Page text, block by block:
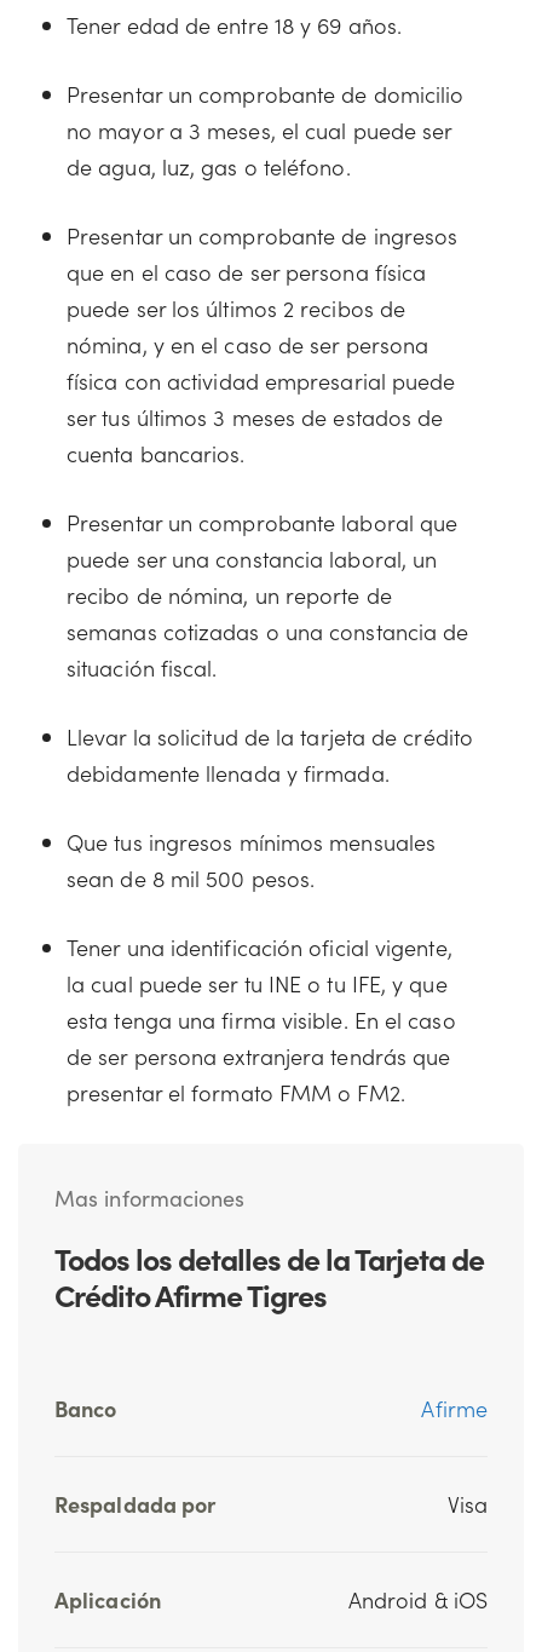
Tener edad de entre 18 y 69 años.
Presentar un comprobante de domicilio
no mayor a 3 meses, el cual puede ser
de agua, luz, gas o teléfono.
Presentar un comprobante de ingresos
que en el caso de ser persona física
puede ser los últimos 2 recibos de
nómina, y en el caso de ser persona
física con actividad empresarial puede
ser tus últimos 3 meses de estados de
cuenta bancarios.
Presentar un comprobante laboral que
puede ser una constancia laboral, un
recibo de nómina, un reporte de
semanas cotizadas o una constancia de
situación fiscal.
Llevar la solicitud de la tarjeta de crédito
debidamente llenada y firmada.
Que tus ingresos mínimos mensuales
sean de 8 mil 500 pesos.
Tener una identificación oficial vigente,
la cual puede ser tu INE o tu IFE, y que
esta tenga una firma visible. En el caso
de ser persona extranjera tendrás que
presentar el formato FMM o FM2.
Mas informaciones
Todos los detalles de la Tarjeta de
Crédito Afirme Tigres
Banco Afirme
Respaldada por Visa
Aplicación Android & iOS